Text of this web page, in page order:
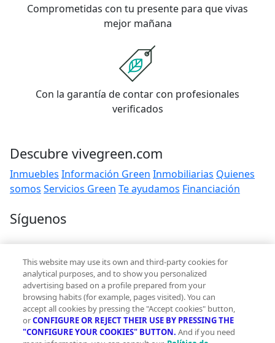
Comprometidas con tu presente para que vivas
mejor mañana
Con la garantía de contar con profesionales
verificados
Descubre vivegreen.com
Inmuebles Información Green Inmobiliarias Quienes
somos Servicios Green Te ayudamos Financiación
Síguenos
Contacto
hola@vivegreen.com
This website may use its own and third-party cookies for
analytical purposes, and to show you personalized
advertising based on a profile prepared from your
browsing habits (for example, pages visited). You can
accept all cookies by pressing the "Accept cookies" button,
orCONFIGURE OR REJECT THEIR USE BY PRESSING THE
"CONFIGURE YOUR COOKIES" BUTTON. And if you need